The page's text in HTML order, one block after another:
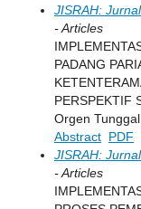
JISRAH:
- Articles
PADANG
PERSPEKTIF
Orgen
Abstract PDF
JISRAH:
- Articles